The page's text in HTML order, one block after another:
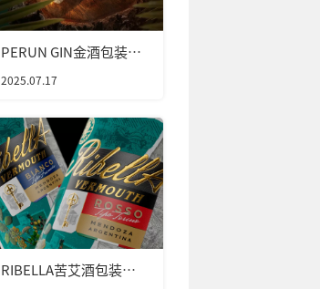
PERUN GIN金酒包装设
2025.07.17
RIBELLA苦艾酒包装设